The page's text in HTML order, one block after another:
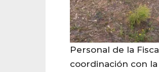
Personal de la
coordinación con